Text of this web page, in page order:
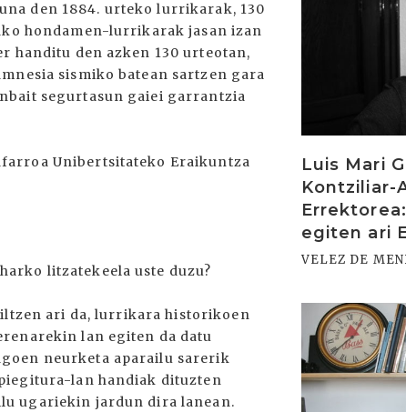
den 1884. urteko lurrikarak, 130
hondamen-lurrikarak jasan izan
handitu den azken 130 urteotan,
sismiko batean sartzen gara
segurtasun gaiei garrantzia
Unibertsitateko Eraikuntza
litzatekeela uste duzu?
ari da, lurrikara historikoen
lan egiten da datu
neurketa aparailu sarerik
lan handiak dituzten
ugariekin jardun dira lanean.
Luis Mari
Kontziliar-
egiten ari
VELEZ DE
Irakurri